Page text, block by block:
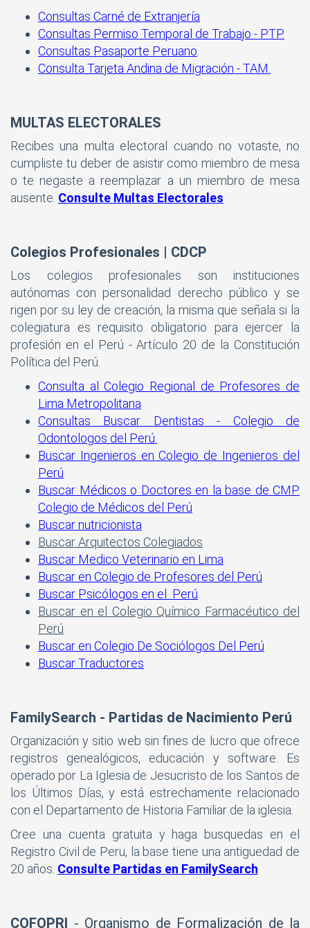
Consultas Carné de Extranjería
Consultas Permiso Temporal de Trabajo - PTP.
Consultas Pasaporte Peruano
Consulta Tarjeta Andina de Migración - TAM.
MULTAS ELECTORALES
Recibes una multa electoral cuando no votaste, no
cumpliste tu deber de asistir como miembro de mesa
o te negaste a reemplazar a un miembro de mesa
ausente. Consulte Multas Electorales
Colegios Profesionales | CDCP
Los colegios profesionales son instituciones
autónomas con personalidad derecho público y se
rigen por su ley de creación, la misma que señala si la
colegiatura es requisito obligatorio para ejercer la
profesión en el Perú - Artículo 20 de la Constitución
Política del Perú.
Consulta al Colegio Regional de Profesores de
Lima Metropolitana
Consultas Buscar Dentistas - Colegio de
Odontologos del Perú.
Buscar Ingenieros en Colegio de Ingenieros del
Perú
Buscar Médicos o Doctores en la base de CMP
Colegio de Médicos del Perú
Buscar nutricionista
Buscar Arquitectos Colegiados
Buscar Medico Veterinario en Lima
Buscar en Colegio de Profesores del Perú
Buscar Psicólogos en el Perú
Buscar en el Colegio Químico Farmacéutico del
Perú
Buscar en Colegio De Sociólogos Del Perú
Buscar Traductores
FamilySearch - Partidas de Nacimiento Perú
Organización y sitio web sin fines de lucro que ofrece
registros genealógicos, educación y software. Es
operado por La Iglesia de Jesucristo de los Santos de
los Últimos Días, y está estrechamente relacionado
con el Departamento de Historia Familiar de la iglesia.
Cree una cuenta gratuita y haga busquedas en el
Registro Civil de Peru, la base tiene una antiguedad de
20 años. Consulte Partidas en FamilySearch
COFOPRI - Organismo de Formalización de la